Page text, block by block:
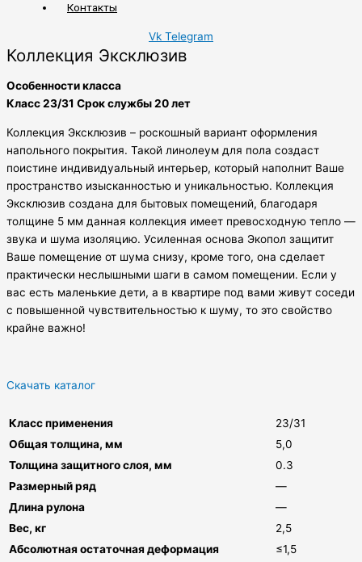
Контакты
Vk Telegram
Коллекция Эксклюзив
Особенности класса
Класс 23/31 Срок службы 20 лет
Коллекция Эксклюзив – роскошный вариант оформления
напольного покрытия. Такой линолеум для пола создаст
поистине индивидуальный интерьер, который наполнит Ваше
пространство изысканностью и уникальностью. Коллекция
Эксклюзив создана для бытовых помещений, благодаря
толщине 5 мм данная коллекция имеет превосходную тепло —
звука и шума изоляцию. Усиленная основа Экопол защитит
Ваше помещение от шума снизу, кроме того, она сделает
практически неслышными шаги в самом помещении. Если у
вас есть маленькие дети, а в квартире под вами живут соседи
с повышенной чувствительностью к шуму, то это свойство
крайне важно!
Скачать каталог
Класс применения
23/31
Общая толщина, мм
5,0
Толщина защитного слоя, мм
0.3
Размерный ряд
—
Длина рулона
—
Вес, кг
2,5
Абсолютная остаточная деформация
≤1,5